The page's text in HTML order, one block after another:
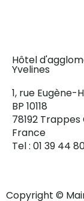
Hôtel
Yvelines
1, rue Eugène-
BP 10118
78192 Trappes
France
Tel : 01 39 44
Copyright ©